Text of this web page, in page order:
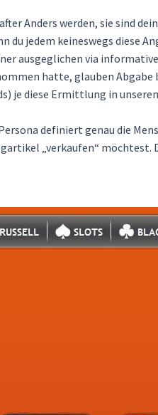
Anders werden, sie sind
du jedem keineswegs diese
ausgeglichen via
hatte, glauben
je diese Ermittlung in
definiert genau die
„verkaufen“